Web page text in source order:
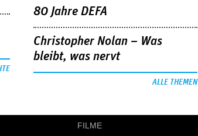
80 Jahre DEFA
Christopher Nolan – Was
bleibt, was nervt
ALLE THEMEN
FILME